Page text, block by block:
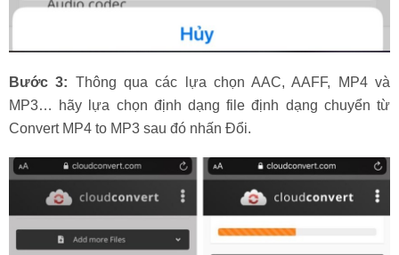
Bước 3: Thông qua các lựa chọn AAC, AAFF, MP4 và
MP3… hãy lựa chọn định dạng file định dạng chuyển từ
Convert MP4 to MP3 sau đó nhấn Đổi.